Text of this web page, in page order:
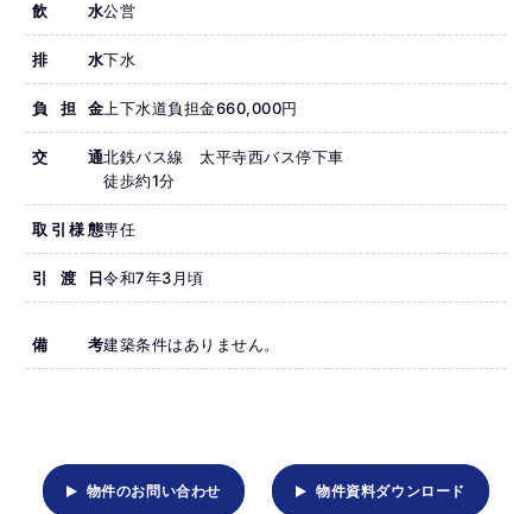
飲水公営
排水下水
負担金上下水道負担金660,000円
交通北鉄バス線 太平寺西バス停下車
徒歩約1分
取引様態専任
引渡日令和7年3月頃
備考建築条件はありません。
物件のお問い合わせ 物件資料ダウンロード